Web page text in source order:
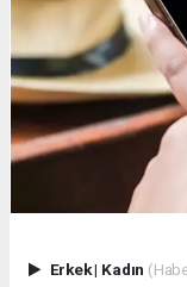
Erkek| Kadın